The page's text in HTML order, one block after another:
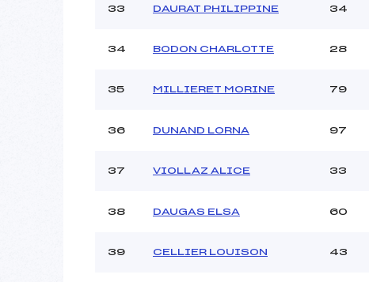
33 DAURAT PHILIPPINE 34
34 BODON CHARLOTTE 28
35 MILLIERET MORINE 79
36 DUNAND LORNA 97
37 VIOLLAZ ALICE 33
38 DAUGAS ELSA 60
39 CELLIER LOUISON 43